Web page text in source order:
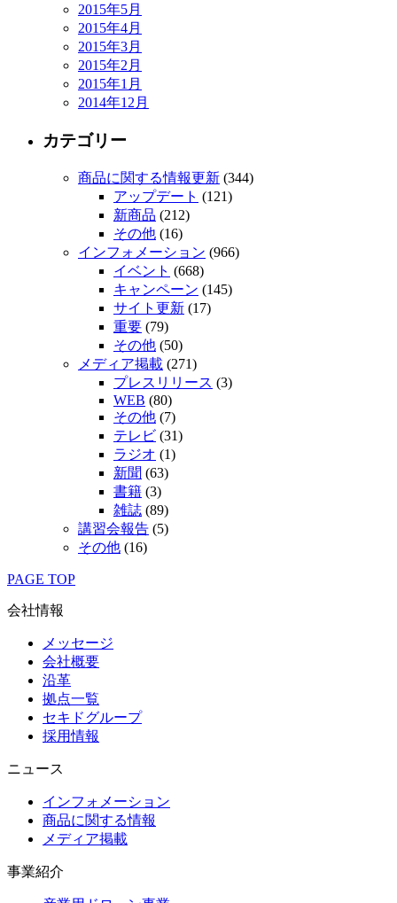
2015年5月
2015年4月
2015年3月
2015年2月
2015年1月
2014年12月
カテゴリー
商品に関する情報更新 (344)
アップデート (121)
新商品 (212)
その他 (16)
インフォメーション (966)
イベント (668)
キャンペーン (145)
サイト更新 (17)
重要 (79)
その他 (50)
メディア掲載 (271)
プレスリリース (3)
WEB (80)
その他 (7)
テレビ (31)
ラジオ (1)
新聞 (63)
書籍 (3)
雑誌 (89)
講習会報告 (5)
その他 (16)
PAGE TOP
会社情報
メッセージ
会社概要
沿革
拠点一覧
セキドグループ
採用情報
ニュース
インフォメーション
商品に関する情報
メディア掲載
事業紹介